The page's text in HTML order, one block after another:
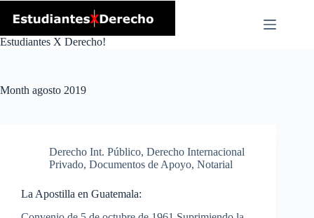
Estudiantes X Derecho!
Month agosto 2019
Derecho Int. Público, Derecho Internacional
Privado, Documentos de Apoyo, Notarial
La Apostilla en Guatemala: